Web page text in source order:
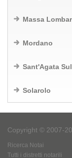
Massa
Mordano
Sant'Agata
Solarolo
Copyright © 2007-
Ricerca Notai
Tutti i distretti notarili